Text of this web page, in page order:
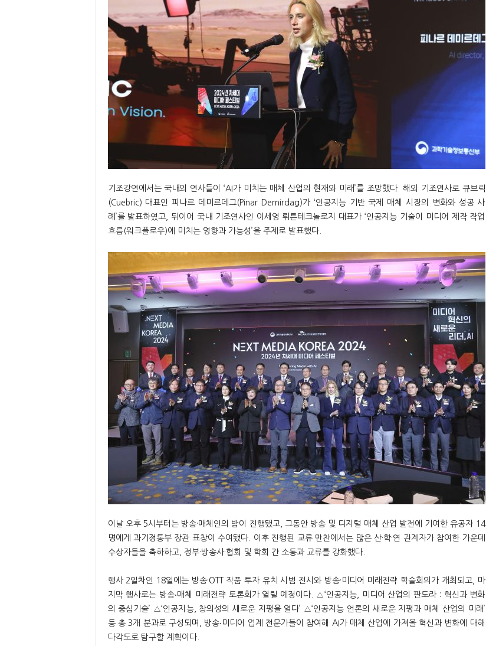
기조강연에서는 국내외 연사들이 ‘AI가 미치는 매체 산업의 현재와 미래’를 조망했다. 해외 기조연사로 큐브릭
(Cuebric) 대표인 피나르 데미르데그(Pinar Demirdag)가 ‘인공지능 기반 국제 매체 시장의 변화와 성공 사
례’를 발표하였고, 뒤이어 국내 기조연사인 이세영 뤼튼테크놀로지 대표가 ‘인공지능 기술이 미디어 제작 작업
흐름(워크플로우)에 미치는 영향과 가능성’을 주제로 발표했다.
이날 오후 5시부터는 방송·매체인의 밤이 진행됐고, 그동안 방송 및 디지털 매체 산업 발전에 기여한 유공자 14
명에게 과기정통부 장관 표창이 수여됐다. 이후 진행된 교류 만찬에서는 많은 산·학·연 관계자가 참여한 가운데
수상자들을 축하하고, 정부·방송사·협회 및 학회 간 소통과 교류를 강화했다.
행사 2일차인 18일에는 방송·OTT 작품 투자 유치 시범 전시와 방송·미디어 미래전략 학술회의가 개최되고, 마
지막 행사로는 방송‧매체 미래전략 토론회가 열릴 예정이다. △‘인공지능, 미디어 산업의 판도라 : 혁신과 변화
의 중심기술’ △‘인공지능, 창의성의 새로운 지평을 열다’ △‘인공지능 언론의 새로운 지평과 매체 산업의 미래’
등 총 3개 분과로 구성되며, 방송‧미디어 업계 전문가들이 참여해 AI가 매체 산업에 가져올 혁신과 변화에 대해
다각도로 탐구할 계획이다.